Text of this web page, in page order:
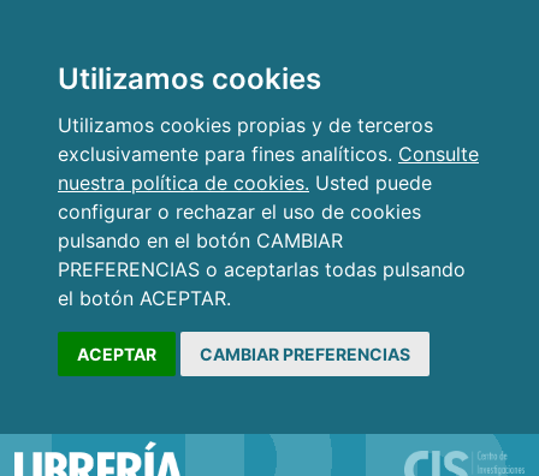
Utilizamos cookies
Utilizamos cookies propias y de terceros
exclusivamente para fines analíticos. Consulte
nuestra política de cookies. Usted puede
configurar o rechazar el uso de cookies
pulsando en el botón CAMBIAR
PREFERENCIAS o aceptarlas todas pulsando
el botón ACEPTAR.
ACEPTAR CAMBIAR PREFERENCIAS